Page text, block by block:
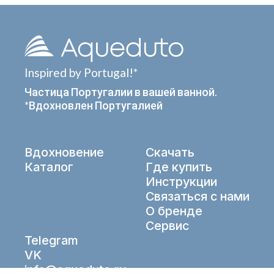
Inspired by Portugal!*
Частица Португалии в вашей ванной.
*Вдохновлен Португалией
Вдохновение
Каталог
Скачать
Где купить
Инструкции
Связаться с нами
О бренде
Сервис
Telegram
VK
info@aqueduto.ru